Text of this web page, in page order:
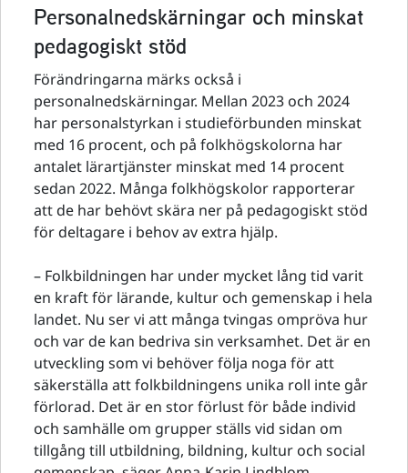
Personalnedskärningar och minskat
pedagogiskt stöd
Förändringarna märks också i
personalnedskärningar. Mellan 2023 och 2024
har personalstyrkan i studieförbunden minskat
med 16 procent, och på folkhögskolorna har
antalet lärartjänster minskat med 14 procent
sedan 2022. Många folkhögskolor rapporterar
att de har behövt skära ner på pedagogiskt stöd
för deltagare i behov av extra hjälp.
– Folkbildningen har under mycket lång tid varit
en kraft för lärande, kultur och gemenskap i hela
landet. Nu ser vi att många tvingas ompröva hur
och var de kan bedriva sin verksamhet. Det är en
utveckling som vi behöver följa noga för att
säkerställa att folkbildningens unika roll inte går
förlorad. Det är en stor förlust för både individ
och samhälle om grupper ställs vid sidan om
tillgång till utbildning, bildning, kultur och social